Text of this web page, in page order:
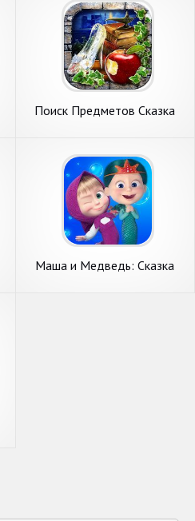
Поиск Предметов Сказка
Маша и Медведь: Сказка